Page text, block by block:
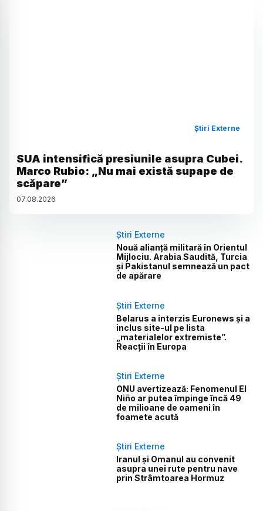
Știri Externe
SUA intensifică presiunile asupra Cubei.
Marco Rubio: „Nu mai există supape de
scăpare”
07.08.2026
Știri Externe
Nouă alianță militară în Orientul
Mijlociu. Arabia Saudită, Turcia
și Pakistanul semnează un pact
de apărare
Știri Externe
Belarus a interzis Euronews și a
inclus site-ul pe lista
„materialelor extremiste”.
Reacții în Europa
Știri Externe
ONU avertizează: Fenomenul El
Niño ar putea împinge încă 49
de milioane de oameni în
foamete acută
Știri Externe
Iranul și Omanul au convenit
asupra unei rute pentru nave
prin Strâmtoarea Hormuz